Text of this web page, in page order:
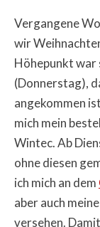
Vergangene
wir
Höhepunkt war
(Donnerstag),
angekommen
mich mein
Wintec. Ab
ohne diesen
ich mich an dem
aber auch
versehen.